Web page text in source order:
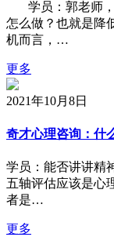
学员：郭老师，
怎么做？也就是降
机而言，…
更多
2021年10月8日
奇才心理咨询：什
学员：能否讲讲精
五轴评估应该是心
者是…
更多